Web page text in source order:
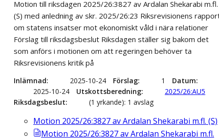
Motion till riksdagen 2025/26:3827 av Ardalan Shekarabi m.fl.
(S) med anledning av skr. 2025/26:23 Riksrevisionens
om statens insatser mot ekonomiskt våld i nära relationer
Förslag till riksdagsbeslut Riksdagen ställer sig bakom det
som anförs i motionen om att regeringen behöver ta
Riksrevisionens kritik på
Inlämnad 2025-10-24 Förslag 1
Datum
2025-10-24
Utskottsberedning
2025/26:AU5
Riksdagsbeslut
(1 yrkande): 1 avslag
Motion 2025/26:3827 av Ardalan Shekarabi m.fl. (S)
Motion 2025/26:3827 av Ardalan Shekarabi m.fl.